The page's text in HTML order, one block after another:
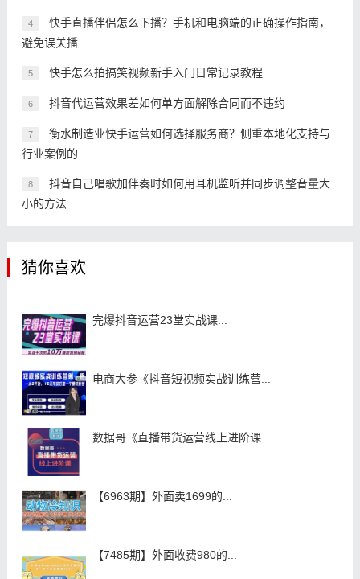
4
快手直播伴侣怎么下播？手机和电脑端的正确操作指南，
避免误关播
5 快手怎么拍搞笑视频新手入门日常记录教程
6 抖音代运营效果差如何单方面解除合同而不违约
7
衡水制造业快手运营如何选择服务商？侧重本地化支持与
行业案例的
8
抖音自己唱歌加伴奏时如何用耳机监听并同步调整音量大
小的方法
猜你喜欢
完爆抖音运营23堂实战课...
电商大参《抖音短视频实战训练营...
数据哥《直播带货运营线上进阶课...
【6963期】外面卖1699的...
【7485期】外面收费980的...